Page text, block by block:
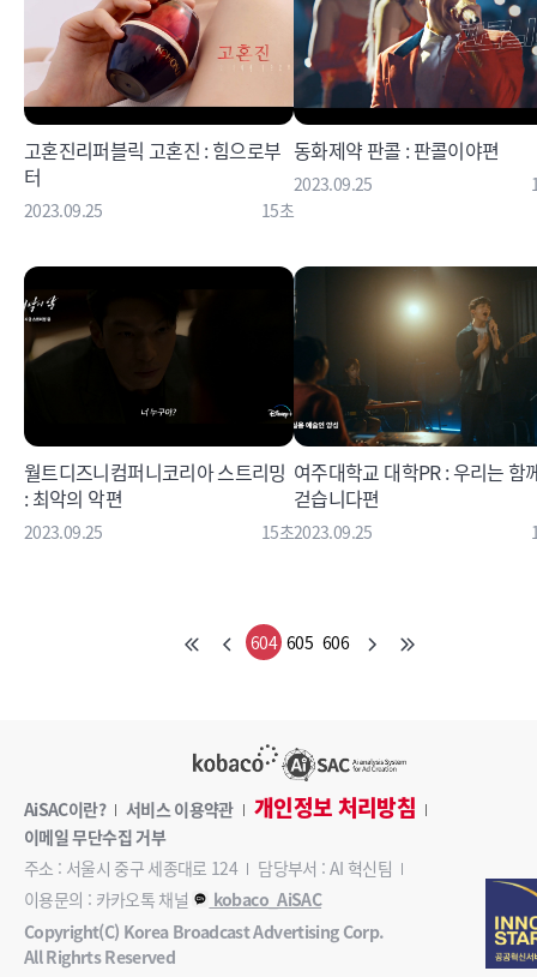
고혼진리퍼블릭 고혼진 : 힘으로부
터
2023.09.25 15초
동화제약 판콜 : 판콜이야편
2023.09.25
월트디즈니컴퍼니코리아 스트리밍
: 최악의 악편
2023.09.25 15초
여주대학교 대학PR : 우리는 함
걷습니다편
2023.09.25
604 605 606
AiSAC이란? 서비스 이용약관 개인정보 처리방침
이메일 무단수집 거부
주소 : 서울시 중구 세종대로 124
담당부서 : AI 혁신팀
이용문의 : 카카오톡 채널
kobaco_AiSAC
Copyright(C) Korea Broadcast Advertising Corp.
All Righrts Reserved